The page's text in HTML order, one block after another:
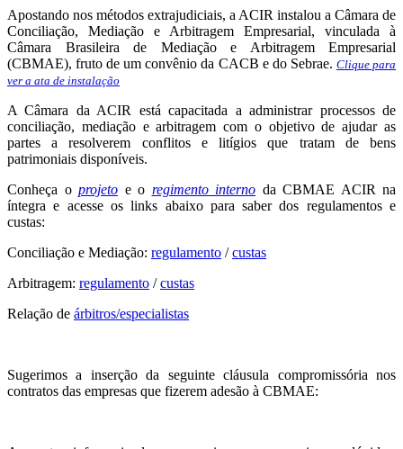
Apostando nos métodos extrajudiciais, a ACIR instalou a Câmara de
Conciliação, Mediação e Arbitragem Empresarial, vinculada à
Câmara Brasileira de Mediação e Arbitragem Empresarial
(CBMAE), fruto de um convênio da CACB e do Sebrae. Clique para
ver a ata de instalação
A Câmara da ACIR está capacitada a administrar processos de
conciliação, mediação e arbitragem com o objetivo de ajudar as
partes a resolverem conflitos e litígios que tratam de bens
patrimoniais disponíveis.
Conheça o projeto e o regimento interno da CBMAE ACIR na
íntegra e acesse os links abaixo para saber dos regulamentos e
custas:
Conciliação e Mediação: regulamento /custas
Arbitragem: regulamento /custas
Relação de árbitros/especialistas
Sugerimos a inserção da seguinte cláusula compromissória nos
contratos das empresas que fizerem adesão à CBMAE: